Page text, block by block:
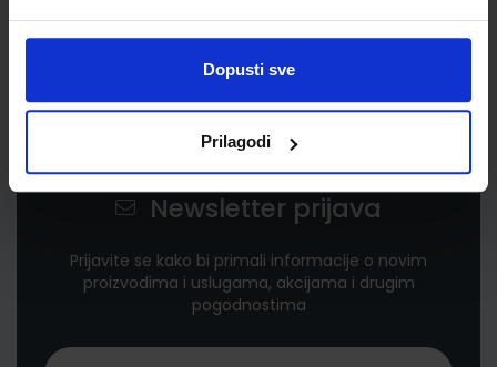
Dopusti sve
Prilagodi
Newsletter prijava
Prijavite se kako bi primali informacije o novim
proizvodima i uslugama, akcijama i drugim
pogodnostima